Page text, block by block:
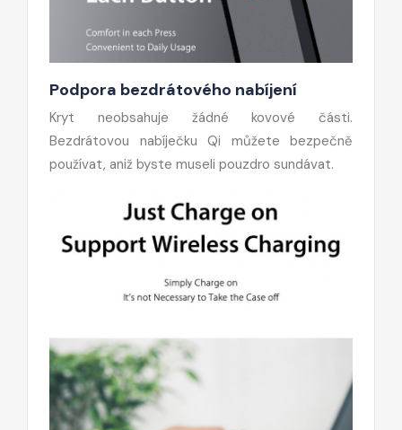
Podpora bezdrátového nabíjení
Kryt neobsahuje žádné kovové části.
Bezdrátovou nabíječku Qi můžete bezpečně
používat, aniž byste museli pouzdro sundávat.